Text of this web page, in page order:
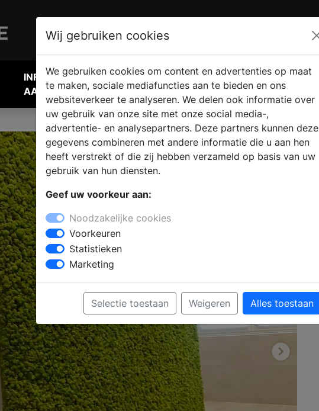
INFORMATIE
AANVRAGEN
VERKOOPLOCATIE
VINDEN
WEBSHOP
Wij gebruiken cookies
We gebruiken cookies om content en advertenties op maat
te maken, sociale mediafuncties aan te bieden en ons
websiteverkeer te analyseren. We delen ook informatie over
uw gebruik van onze site met onze social media-,
advertentie- en analysepartners. Deze partners kunnen deze
gegevens combineren met andere informatie die u aan hen
heeft verstrekt of die zij hebben verzameld op basis van uw
gebruik van hun diensten.
Geef uw voorkeur aan:
Noodzakelijke cookies
Voorkeuren
Statistieken
Marketing
Selectie toestaan Weigeren Alles toestaan